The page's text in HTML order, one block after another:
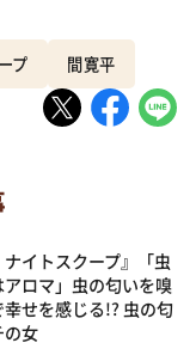
プ 間寛平
ナイトスクープ』「虫
アロマ」虫の匂いを嗅
幸せを感じる!? 虫の匂
の女